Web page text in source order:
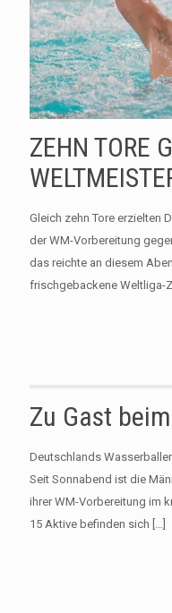
ZEHN TORE
Gleich zehn Tore erzielten
der WM-Vorbereitung
das reichte an diesem
frischgebackene Weltliga-
Zu Gast
Deutschlands
Seit Sonnabend ist die
ihrer WM-Vorbereitung im
15 Aktive befinden sich […]